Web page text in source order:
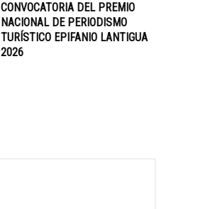
CONVOCATORIA DEL PREMIO
NACIONAL DE PERIODISMO
TURÍSTICO EPIFANIO LANTIGUA
2026